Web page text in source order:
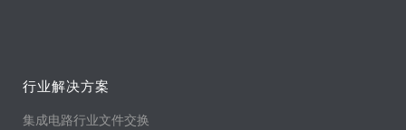
行业解决方案
集成电路行业文件交换